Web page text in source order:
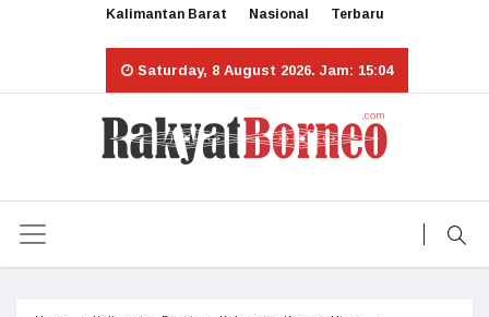
Kalimantan Barat Nasional Terbaru
Saturday, 8 August 2026. Jam: 15:04